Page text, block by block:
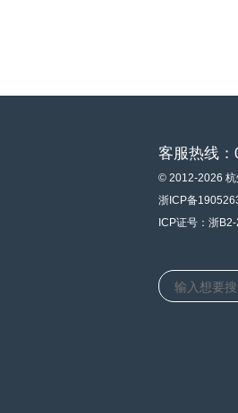
客服热线：
© 2012-2026 杭
浙ICP备
ICP证号：浙